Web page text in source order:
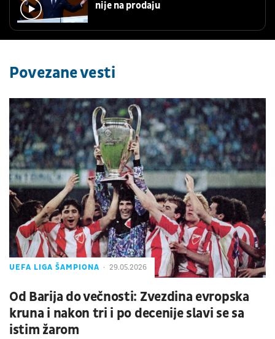
nije na prodaju
Povezane vesti
UEFA LIGA ŠAMPIONA 29.05.2026
Od Barija do večnosti: Zvezdina evropska
kruna i nakon tri i po decenije slavi se sa
istim žarom